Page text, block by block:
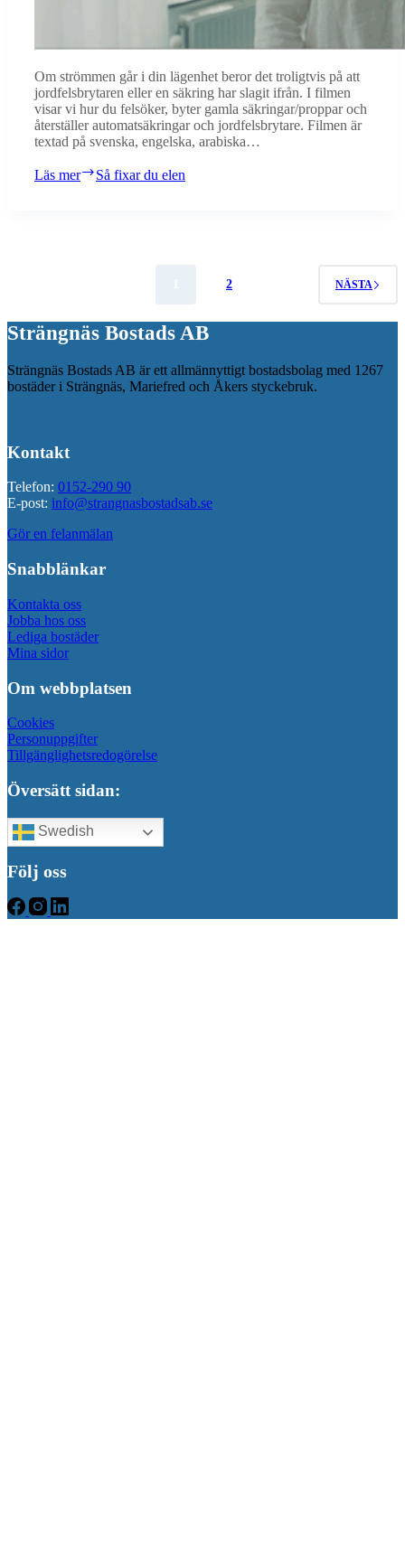
Om strömmen går i din lägenhet beror det troligtvis på att
jordfelsbrytaren eller en säkring har slagit ifrån. I filmen
visar vi hur du felsöker, byter gamla säkringar/proppar och
återställer automatsäkringar och jordfelsbrytare. Filmen är
textad på svenska, engelska, arabiska…
Läs mer Så fixar du elen
2 NÄSTA
Strängnäs Bostads AB
Strängnäs Bostads AB är ett allmännyttigt bostadsbolag med 1267
bostäder i Strängnäs, Mariefred och Åkers styckebruk.
Kontakt
Telefon: 0152-290 90
E-post: info@strangnasbostadsab.se
Gör en felanmälan
Snabblänkar
Kontakta oss
Jobba hos oss
Lediga bostäder
Mina sidor
Om webbplatsen
Cookies
Personuppgifter
Tillgänglighetsredogörelse
Översätt sidan:
Swedish
Följ oss